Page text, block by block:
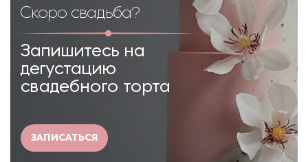
Скоро свадьба?
Запишитесь на
дегустацию
свадебного торта
ЗАПИСАТЬСЯ